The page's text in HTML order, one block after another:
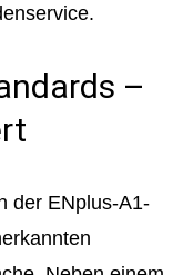
–
der ENplus-A1-